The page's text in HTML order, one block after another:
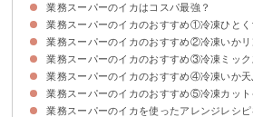
業務スーパーのイカはコスパ最強？
業務スーパーのイカの値段など商品情報
業務スーパーのイカのおすすめ①冷凍ひとく
冷凍ひとくちいかフライの商品情報【値段・
冷凍ひとくちいかフライのカロリー・糖質な
冷凍ひとくちいかフライの味・食感
冷凍ひとくちいかフライのおすすめの食べ方
業務スーパーのイカのおすすめ②冷凍いかリ
冷凍いかリングフライの商品情報【値段・内
冷凍いかリングフライのカロリー・糖質など
冷凍いかリングフライの味・食感
冷凍いかリングフライのおすすめの食べ方
業務スーパーのイカのおすすめ③冷凍ミッ
冷凍ミックスいか唐揚げの商品情報【値段・
冷凍ミックスいか唐揚げのカロリー・糖質な
冷凍ミックスいか唐揚げの味・食感
冷凍ミックスいか唐揚げのおすすめの食べ方
業務スーパーのイカのおすすめ④冷凍いか天
冷凍いか天ぷらの商品情報【値段・内容量な
冷凍いか天ぷらのカロリー・糖質など栄養成
冷凍いか天ぷらの味・食感
冷凍いか天ぷらのおすすめの食べ方
業務スーパーのイカのおすすめ⑤冷凍カット
冷凍カットイカの商品情報【値段・内容量な
冷凍カットイカのカロリー・糖質など栄養成
冷凍カットイカの味・食感
冷凍カットイカのおすすめの食べ方
業務スーパーのイカを使ったアレンジレシピ